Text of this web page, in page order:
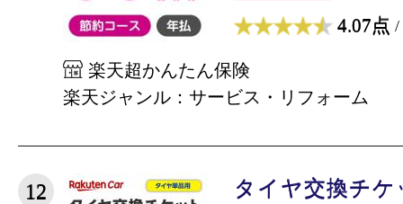
4.07点 /
楽天超かんたん保険
楽天ジャンル：サービス・リフォーム
12
タイヤ交換チ